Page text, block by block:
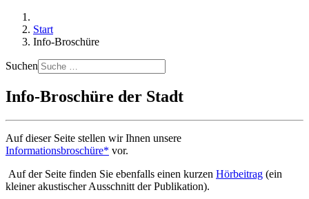
Start
Info-Broschüre
Suchen
Info-Broschüre der Stadt
Auf dieser Seite stellen wir Ihnen unsere
Informationsbroschüre* vor.
Auf der Seite finden Sie ebenfalls einen kurzen Hörbeitrag (ein
kleiner akustischer Ausschnitt der Publikation).